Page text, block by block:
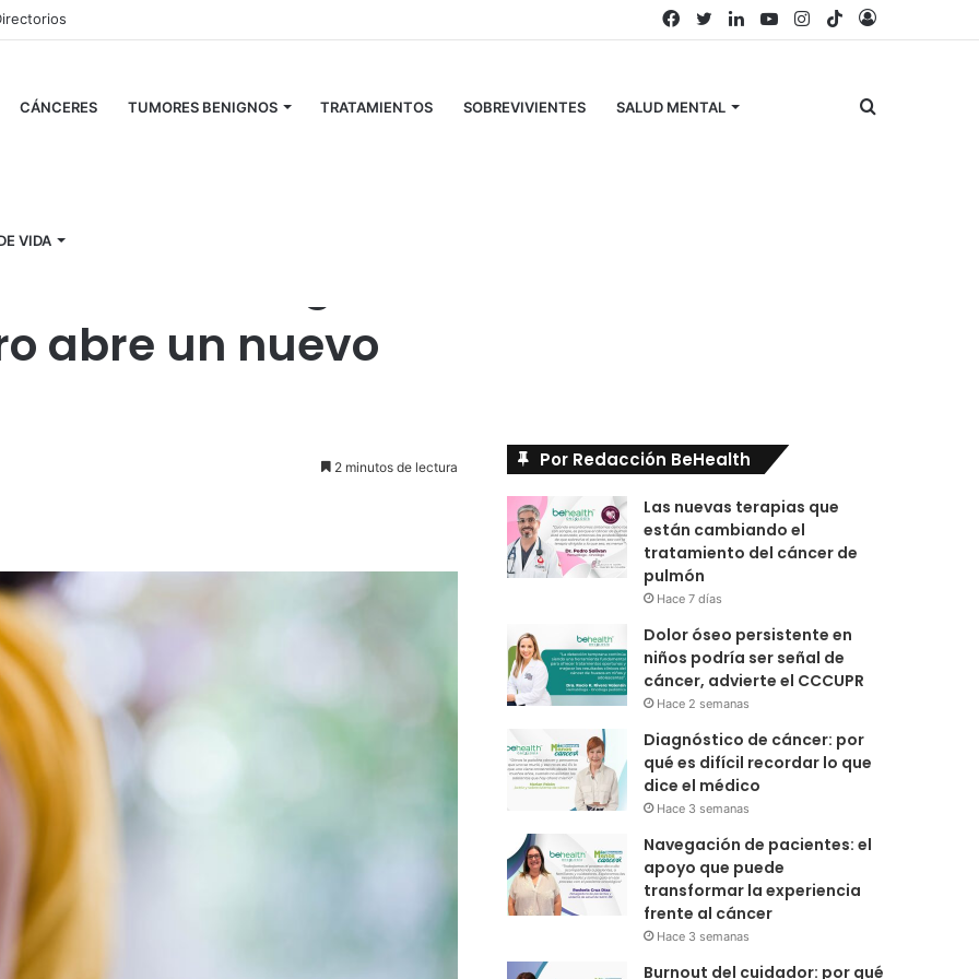
TikTok
Instagram
YouTube
LinkedIn
Twitter
Facebook
CÁNCERES TUMORES BENIGNOS TRATAMIENTOS SOBREVIVIENTES SALUD MENTAL
VIDA
Buscar
mensajero abre un nuevo frente
abre un nuevo
2 minutos de lectura Por Redacción BeHealth
Las nuevas terapias que
están cambiando el
tratamiento del cáncer de
pulmón
Hace 7 días
Dolor óseo persistente en
niños podría ser señal de
cáncer, advierte el CCCUPR
Hace 2 semanas
Diagnóstico de cáncer: por
qué es difícil recordar lo que
dice el médico
Hace 3 semanas
Navegación de pacientes: el
apoyo que puede
transformar la experiencia
frente al cáncer
Hace 3 semanas
Burnout del cuidador: por qué